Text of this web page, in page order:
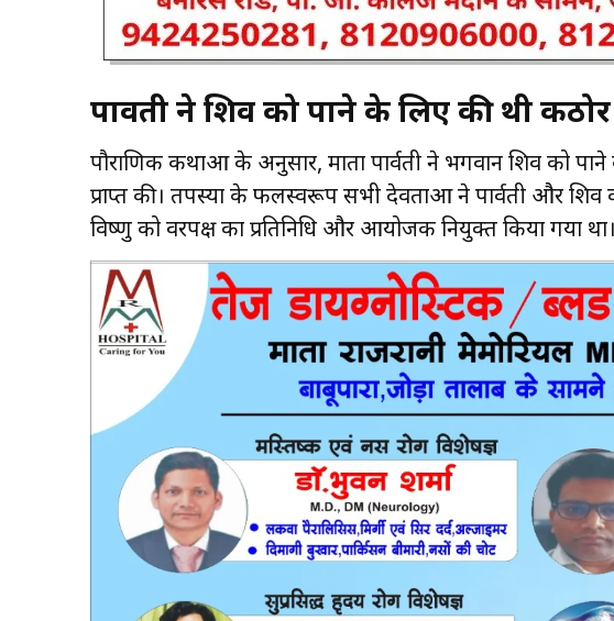
पार्वती ने शिव को पाने के लिए की थी
पौराणिक कथाओं के अनुसार, माता पार्वती ने भगवान शिव को
प्राप्त की। तपस्या के फलस्वरूप सभी देवताओं ने पार्वती और शिव
विष्णु को वरपक्ष का प्रतिनिधि और आयोजक नियुक्त किया गया था।